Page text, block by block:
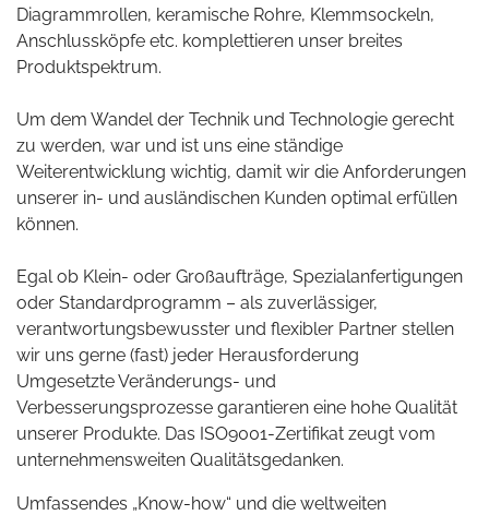
Diagrammrollen, keramische Rohre, Klemmsockeln,
Anschlussköpfe etc. komplettieren unser breites
Produktspektrum.
Um dem Wandel der Technik und Technologie gerecht
zu werden, war und ist uns eine ständige
Weiterentwicklung wichtig, damit wir die Anforderungen
unserer in- und ausländischen Kunden optimal erfüllen
können.
Egal ob Klein- oder Großaufträge, Spezialanfertigungen
oder Standardprogramm – als zuverlässiger,
verantwortungsbewusster und flexibler Partner stellen
wir uns gerne (fast) jeder Herausforderung
Umgesetzte Veränderungs- und
Verbesserungsprozesse garantieren eine hohe Qualität
unserer Produkte. Das ISO9001-Zertifikat zeugt vom
unternehmensweiten Qualitätsgedanken.
Umfassendes „Know-how“ und die weltweiten